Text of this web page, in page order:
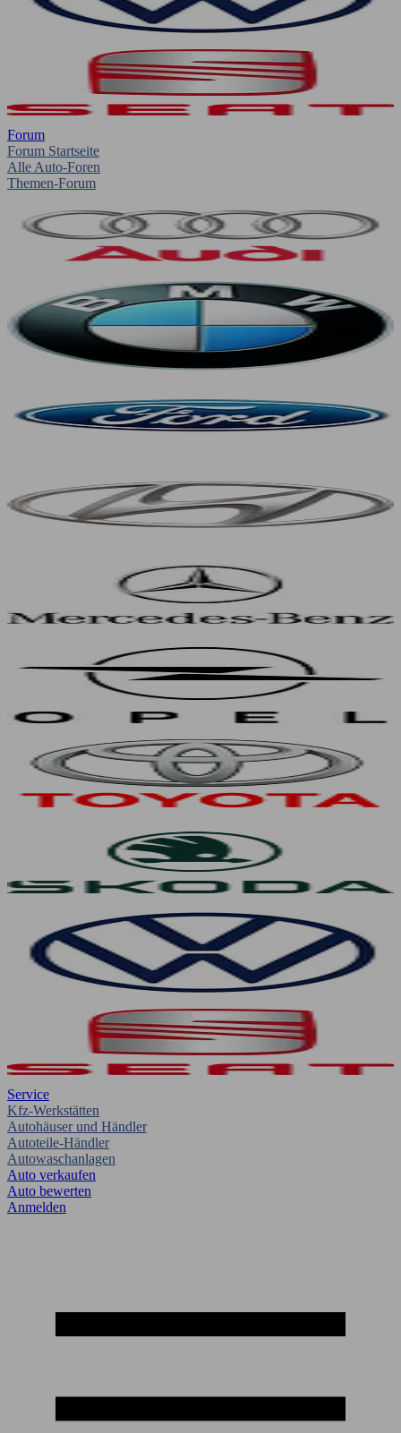
Forum
Forum Startseite
Alle Auto-Foren
Themen-Forum
Service
Kfz-Werkstätten
Autohäuser und Händler
Autoteile-Händler
Autowaschanlagen
Auto verkaufen
Auto bewerten
Anmelden